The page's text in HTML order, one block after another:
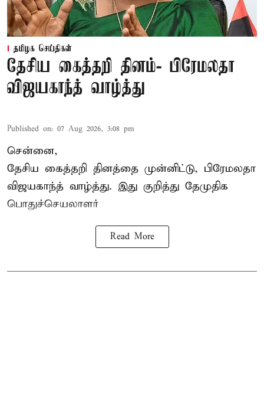
தமிழக செய்திகள்
தேசிய கைத்தறி தினம்- பிரேமலதா
விஜயகாந்த் வாழ்த்து
Published on: 07 Aug 2026, 3:08 pm
சென்னை,
தேசிய கைத்தறி தினத்தை முன்னிட்டு, பிரேமலதா
விஜயகாந்த் வாழ்த்து. இது குறித்து தேமுதிக
பொதுச்செயலாளர்
Read More